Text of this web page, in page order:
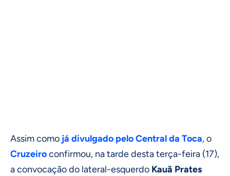
Assim como já divulgado pelo Central da Toca, o
Cruzeiroconfirmou, na tarde desta terça-feira (17),
a convocação do lateral-esquerdo Kauã Prates